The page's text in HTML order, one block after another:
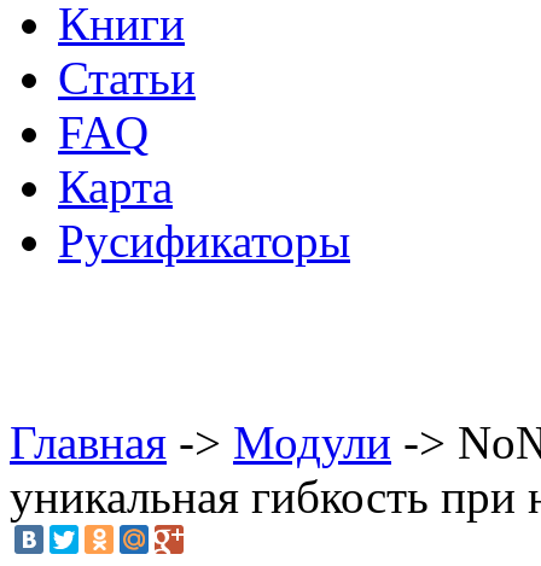
Книги
Статьи
FAQ
Карта
Русификаторы
Главная -> Модули ->
уникальная гибкость при